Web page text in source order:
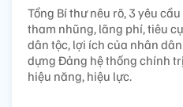
Tổng Bí thư nêu rõ, 3 yêu
tham nhũng, lãng phí, tiêu
dân tộc, lợi ích của nhân
dựng Đảng hệ thống chính
hiệu năng, hiệu lực.